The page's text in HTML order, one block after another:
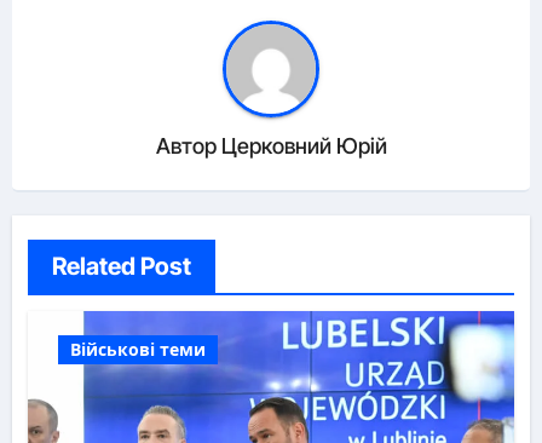
Автор Церковний Юрій
Related Post
Військові теми